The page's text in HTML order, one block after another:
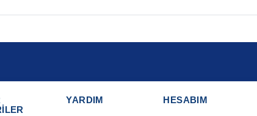
YARDIM HESABIM